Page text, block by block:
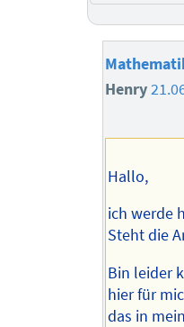
Henry
Hallo,
ich werde
Steht die
Bin leider
hier für
das in